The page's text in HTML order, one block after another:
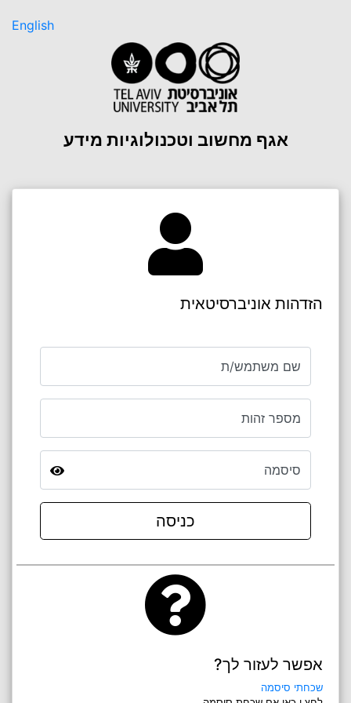
English
אגף מחשוב וטכנולוגיות מידע
הזדהות אוניברסיטאית
שם משתמש/ת
מספר זהות
סיסמה
כניסה
אפשר לעזור לך?
שכחתי סיסמה